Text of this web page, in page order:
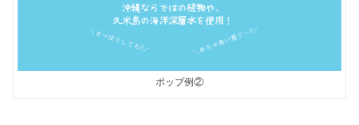
ポップ例②